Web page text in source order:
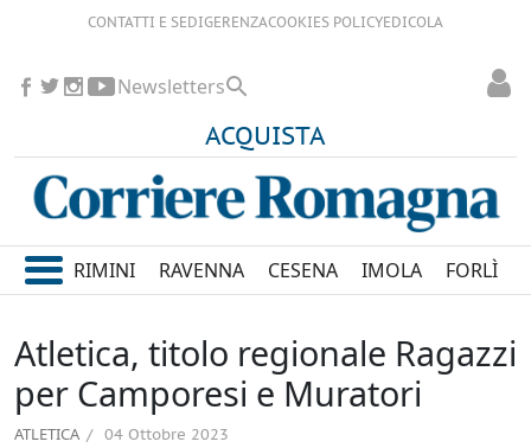
CONTATTI E SEDIGERENZACOOKIES POLICYEDICOLA
ACQUISTA
Newsletters
RIMINI RAVENNA CESENA IMOLA FORLÌ
Atletica, titolo regionale Ragazzi
per Camporesi e Muratori
ATLETICA 04 Ottobre 2023